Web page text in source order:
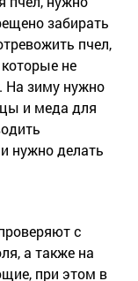
забирать
пчел,
не
На зиму нужно
и меда для
нужно делать
с
а также на
при этом в